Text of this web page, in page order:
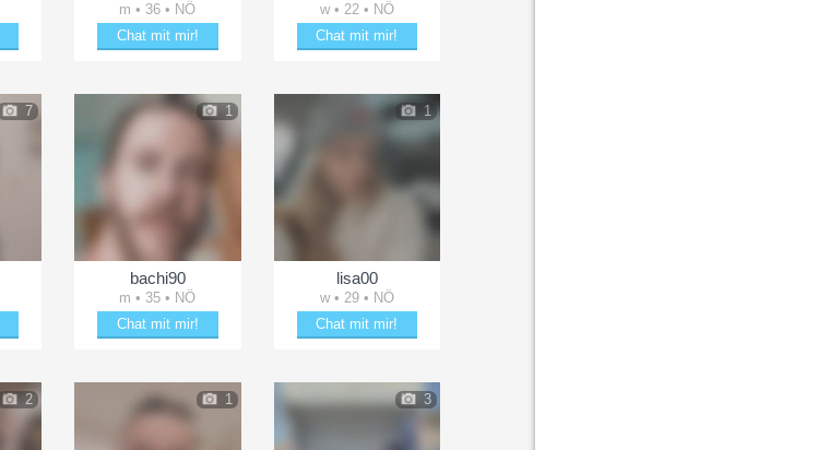
m • 36 • NÖ
Chat mit mir!
w • 22 • NÖ
Chat mit mir!
7 1
bachi90
m • 35 • NÖ
Chat mit mir!
1
lisa00
w • 29 • NÖ
Chat mit mir!
2 1 3